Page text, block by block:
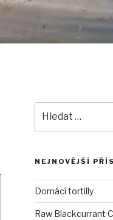
NEJNOVĚJŠÍ
Domácí tortilly
Raw Blackcurrant